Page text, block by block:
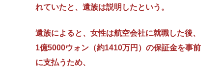
れていたと、遺族は説明したという。
遺族によると、女性は航空会社に就職した後、
1億5000ウォン（約1410万円）の保証金を事前
に支払うため、